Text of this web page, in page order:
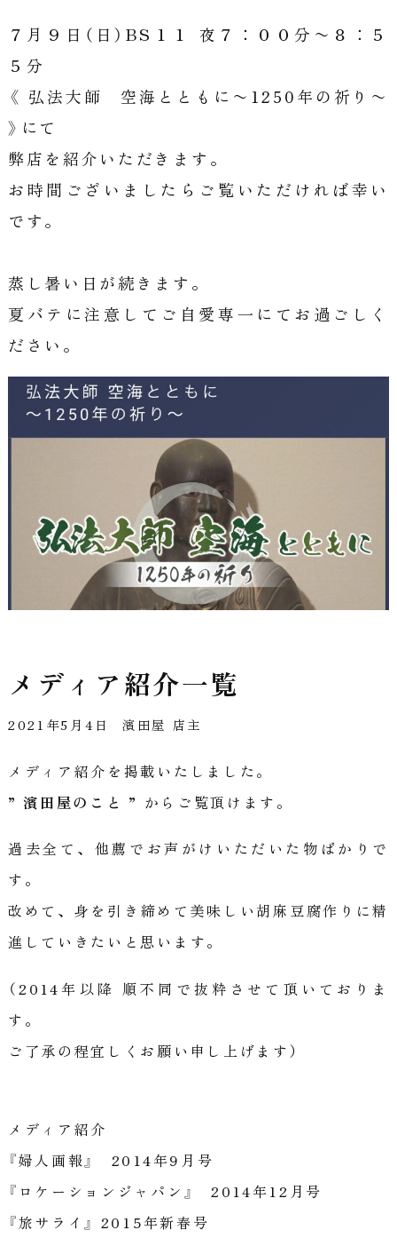
７月９日（日）BS１１ 夜７：００分〜８：５
５分
《 弘法大師 空海とともに〜1250年の祈り〜
》にて
弊店を紹介いただきます。
お時間ございましたらご覧いただければ幸い
です。
蒸し暑い日が続きます。
夏バテに注意してご自愛専一にてお過ごしく
ださい。
メディア紹介一覧
2021年5月4日 濱田屋 店主
メディア紹介を掲載いたしました。
” 濱田屋のこと ” からご覧頂けます。
過去全て、他薦でお声がけいただいた物ばかりで
す。
改めて、身を引き締めて美味しい胡麻豆腐作りに精
進していきたいと思います。
（2014年以降 順不同で抜粋させて頂いておりま
す。
ご了承の程宜しくお願い申し上げます）
メディア紹介
『婦人画報』 2014年9月号
『ロケーションジャパン』 2014年12月号
『旅サライ』 2015年新春号